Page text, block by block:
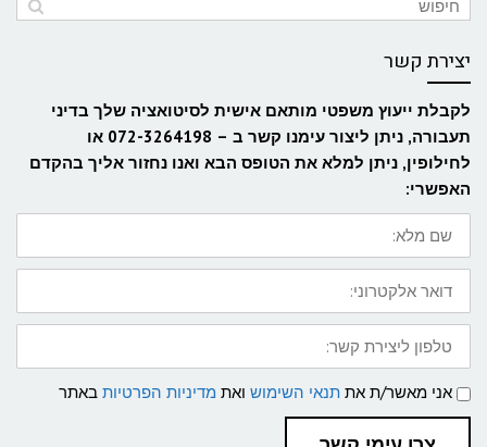
יצירת קשר
לקבלת ייעוץ משפטי מותאם אישית לסיטואציה שלך בדיני
תעבורה, ניתן ליצור עימנו קשר ב – 072-3264198 או
לחילופין, ניתן למלא את הטופס הבא ואנו נחזור אליך בהקדם
האפשרי:
שם
מלא:
דואר
אלקטרוני:
טלפון
ליצירת
קשר:
תנאי
שימוש
ומדיניות
פרטיות
אני מאשר/ת את תנאי השימוש ואת מדיניות הפרטיות באתר